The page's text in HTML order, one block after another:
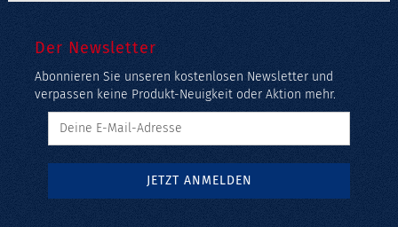
Der Newsletter
Abonnieren Sie unseren kostenlosen Newsletter und
verpassen keine Produkt-Neuigkeit oder Aktion mehr.